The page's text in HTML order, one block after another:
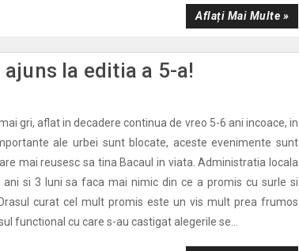
Aflați Mai Multe »
la editia a 5-a!
gri, aflat in decadere continua de vreo 5-6 ani incoace, in
ale urbei sunt blocate, aceste evenimente sunt
mai reusesc sa tina Bacaul in viata. Administratia locala
si 3 luni sa faca mai nimic din ce a promis cu surle si
curat cel mult promis este un vis mult prea frumos
functional cu care s-au castigat alegerile se...